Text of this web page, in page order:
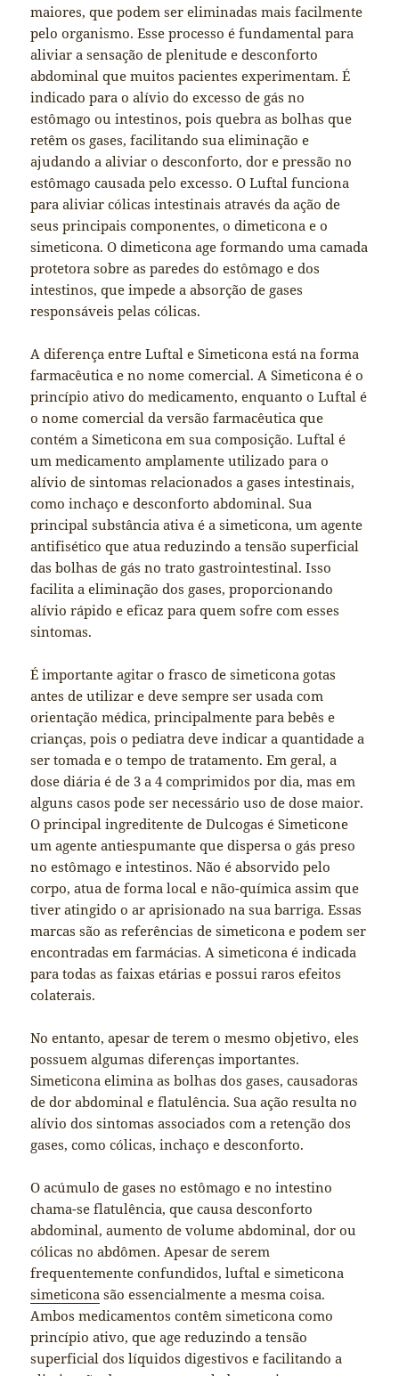
maiores, que podem ser eliminadas mais facilmente
pelo organismo. Esse processo é fundamental para
aliviar a sensação de plenitude e desconforto
abdominal que muitos pacientes experimentam. É
indicado para o alívio do excesso de gás no
estômago ou intestinos, pois quebra as bolhas que
retêm os gases, facilitando sua eliminação e
ajudando a aliviar o desconforto, dor e pressão no
estômago causada pelo excesso. O Luftal funciona
para aliviar cólicas intestinais através da ação de
seus principais componentes, o dimeticona e o
simeticona. O dimeticona age formando uma camada
protetora sobre as paredes do estômago e dos
intestinos, que impede a absorção de gases
responsáveis pelas cólicas.
A diferença entre Luftal e Simeticona está na forma
farmacêutica e no nome comercial. A Simeticona é o
princípio ativo do medicamento, enquanto o Luftal é
o nome comercial da versão farmacêutica que
contém a Simeticona em sua composição. Luftal é
um medicamento amplamente utilizado para o
alívio de sintomas relacionados a gases intestinais,
como inchaço e desconforto abdominal. Sua
principal substância ativa é a simeticona, um agente
antifisético que atua reduzindo a tensão superficial
das bolhas de gás no trato gastrointestinal. Isso
facilita a eliminação dos gases, proporcionando
alívio rápido e eficaz para quem sofre com esses
sintomas.
É importante agitar o frasco de simeticona gotas
antes de utilizar e deve sempre ser usada com
orientação médica, principalmente para bebês e
crianças, pois o pediatra deve indicar a quantidade a
ser tomada e o tempo de tratamento. Em geral, a
dose diária é de 3 a 4 comprimidos por dia, mas em
alguns casos pode ser necessário uso de dose maior.
O principal ingreditente de Dulcogas é Simeticone
um agente antiespumante que dispersa o gás preso
no estômago e intestinos. Não é absorvido pelo
corpo, atua de forma local e não-química assim que
tiver atingido o ar aprisionado na sua barriga. Essas
marcas são as referências de simeticona e podem ser
encontradas em farmácias. A simeticona é indicada
para todas as faixas etárias e possui raros efeitos
colaterais.
No entanto, apesar de terem o mesmo objetivo, eles
possuem algumas diferenças importantes.
Simeticona elimina as bolhas dos gases, causadoras
de dor abdominal e flatulência. Sua ação resulta no
alívio dos sintomas associados com a retenção dos
gases, como cólicas, inchaço e desconforto.
O acúmulo de gases no estômago e no intestino
chama-se flatulência, que causa desconforto
abdominal, aumento de volume abdominal, dor ou
cólicas no abdômen. Apesar de serem
frequentemente confundidos, luftal e simeticona
simeticona são essencialmente a mesma coisa.
Ambos medicamentos contêm simeticona como
princípio ativo, que age reduzindo a tensão
superficial dos líquidos digestivos e facilitando a